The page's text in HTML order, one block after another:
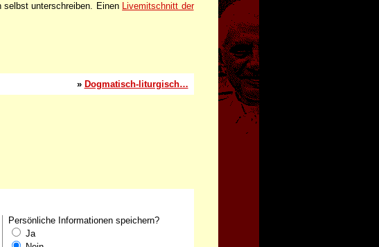
selbst unterschreiben. Einen Livemitschnitt der
» Dogmatisch-liturgisch…
Persönliche Informationen speichern?
Ja